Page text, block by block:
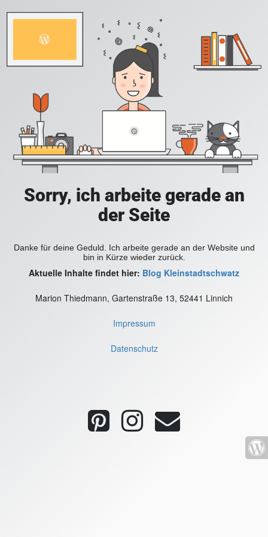
Sorry, ich arbeite gerade an
der Seite
Danke für deine Geduld. Ich arbeite gerade an der Website und
bin in Kürze wieder zurück.
Aktuelle Inhalte findet hier: Blog Kleinstadtschwatz
Marion Thiedmann, Gartenstraße 13, 52441 Linnich
Impressum
Datenschutz